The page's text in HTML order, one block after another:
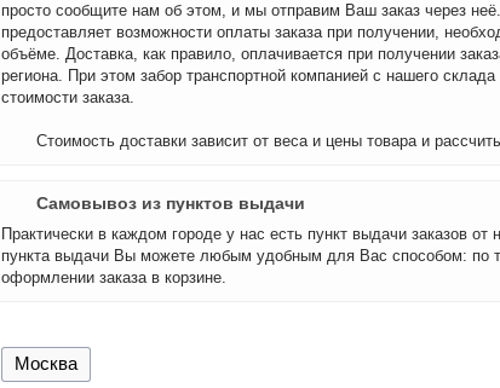
просто сообщите нам об этом, и мы отправим Ваш заказ через
предоставляет возможности оплаты заказа при получении,
объёме. Доставка, как правило, оплачивается при получении
региона. При этом забор транспортной компанией с нашего
стоимости заказа.
Стоимость доставки зависит от веса и цены товара и
Самовывоз из пунктов выдачи
Практически в каждом городе у нас есть пункт выдачи заказов
пункта выдачи Вы можете любым удобным для Вас способом: по
оформлении заказа в корзине.
Москва